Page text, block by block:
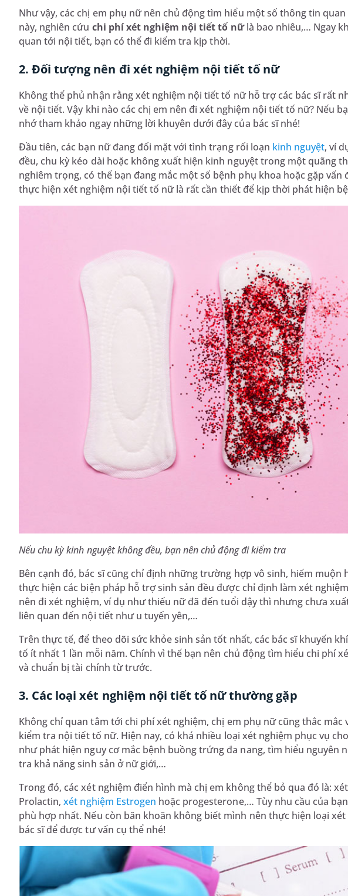
Như vậy, các chị em phụ nữ nên chủ động tìm hiểu một số thông tin
này, nghiên cứu chi phí xét nghiệm nội tiết tố nữlà bao nhiêu,… Ngay
quan tới nội tiết, bạn có thể đi kiểm tra kịp thời.
2. Đối tượng nên đi xét nghiệm nội tiết tố nữ
Không thể phủ nhận rằng xét nghiệm nội tiết tố nữ hỗ trợ các bác sĩ rất
về nội tiết. Vậy khi nào các chị em nên đi xét nghiệm nội tiết tố nữ? Nếu
nhớ tham khảo ngay những lời khuyên dưới đây của bác sĩ nhé!
Đầu tiên, các bạn nữ đang đối mặt với tình trạng rối loạn kinh nguyệt, ví
đều, chu kỳ kéo dài hoặc không xuất hiện kinh nguyệt trong một quãng
nghiêm trọng, có thể bạn đang mắc một số bệnh phụ khoa hoặc gặp vấn
thực hiện xét nghiệm nội tiết tố nữ là rất cần thiết để kịp thời phát hiện
Nếu chu kỳ kinh nguyệt không đều, bạn nên chủ động đi kiểm tra
Bên cạnh đó, bác sĩ cũng chỉ định những trường hợp vô sinh, hiếm
thực hiện các biện pháp hỗ trợ sinh sản đều được chỉ định làm xét
nên đi xét nghiệm, ví dụ như thiếu nữ đã đến tuổi dậy thì nhưng chưa
liên quan đến nội tiết như u tuyến yên,…
Trên thực tế, để theo dõi sức khỏe sinh sản tốt nhất, các bác sĩ khuyến
tố ít nhất 1 lần mỗi năm. Chính vì thế bạn nên chủ động tìm hiểu chi phí
và chuẩn bị tài chính từ trước.
3. Các loại xét nghiệm nội tiết tố nữ thường gặp
Không chỉ quan tâm tới chi phí xét nghiệm, chị em phụ nữ cũng thắc mắc
kiểm tra nội tiết tố nữ. Hiện nay, có khá nhiều loại xét nghiệm phục vụ
như phát hiện nguy cơ mắc bệnh buồng trứng đa nang, tìm hiểu nguyên
tra khả năng sinh sản ở nữ giới,…
Trong đó, các xét nghiệm điển hình mà chị em không thể bỏ qua đó là:
Prolactin,xét nghiệm Estrogen hoặc progesterone,… Tùy nhu cầu của
phù hợp nhất. Nếu còn băn khoăn không biết mình nên thực hiện loại
bác sĩ để được tư vấn cụ thể nhé!